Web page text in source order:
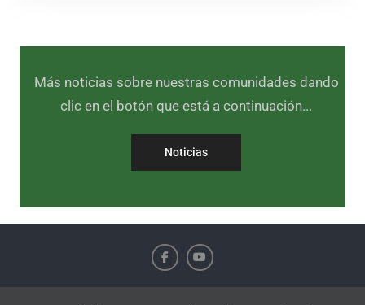
Más noticias sobre nuestras comunidades dando
clic en el botón que está a continuación...
Noticias